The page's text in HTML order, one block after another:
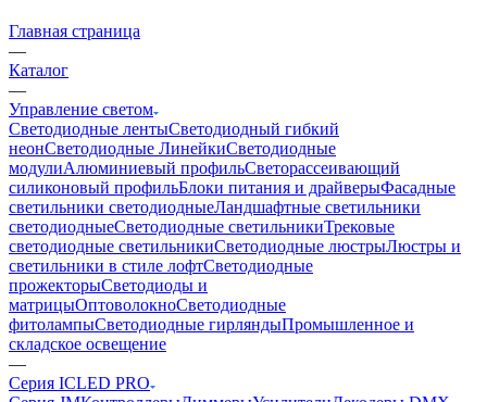
Главная страница
—
Каталог
—
Управление светом
Светодиодные лентыСветодиодный гибкий
неонСветодиодные ЛинейкиСветодиодные
модулиАлюминиевый профильСветорассеивающий
силиконовый профильБлоки питания и драйверыФасадные
светильники светодиодныеЛандшафтные светильники
светодиодныеСветодиодные светильникиТрековые
светодиодные светильникиСветодиодные люстрыЛюстры и
светильники в стиле лофтСветодиодные
прожекторыСветодиоды и
матрицыОптоволокноСветодиодные
фитолампыСветодиодные гирляндыПромышленное и
складское освещение
—
Серия ICLED PRO